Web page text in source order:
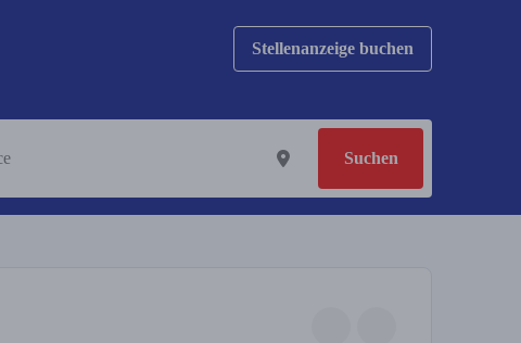
Stellenanzeige buchen
Suchen